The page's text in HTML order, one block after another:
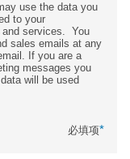
use the data you
to your
and services. You
sales emails at any
If you are a
messages you
will be used
必填项*